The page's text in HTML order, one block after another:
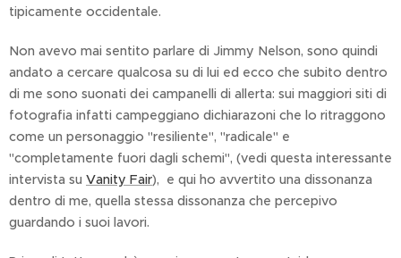
tipicamente occidentale.
Non avevo mai sentito parlare di Jimmy Nelson, sono quindi
andato a cercare qualcosa su di lui ed ecco che subito dentro
di me sono suonati dei campanelli di allerta: sui maggiori siti di
fotografia infatti campeggiano dichiarazoni che lo ritraggono
come un personaggio "resiliente", "radicale" e
"completamente fuori dagli schemi", (vedi questa interessante
intervista su Vanity Fair), e qui ho avvertito una dissonanza
dentro di me, quella stessa dissonanza che percepivo
guardando i suoi lavori.